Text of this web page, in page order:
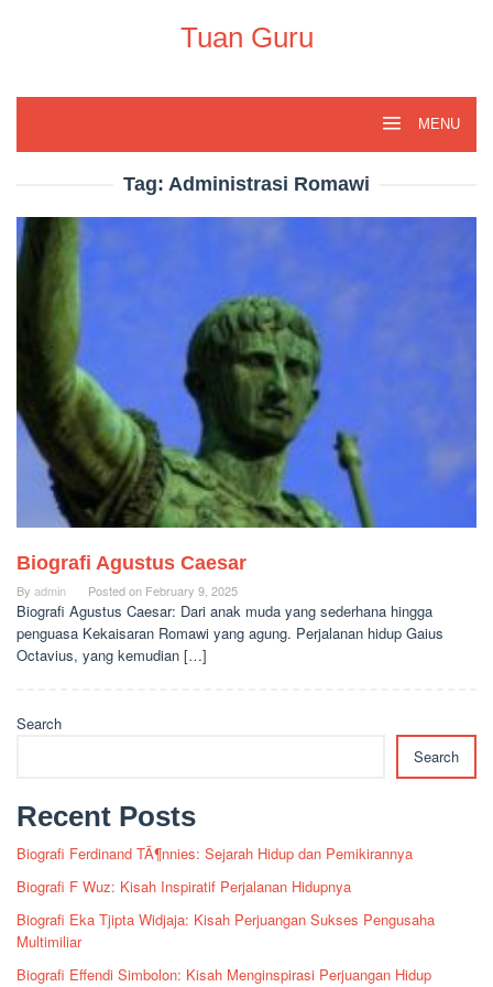
Tuan Guru
MENU
Tag: Administrasi Romawi
Biografi Agustus Caesar
By admin Posted on February 9, 2025
Biografi Agustus Caesar: Dari anak muda yang sederhana hingga
penguasa Kekaisaran Romawi yang agung. Perjalanan hidup Gaius
Octavius, yang kemudian […]
Search
Search
Recent Posts
Biografi Ferdinand TÃ¶nnies: Sejarah Hidup dan Pemikirannya
Biografi F Wuz: Kisah Inspiratif Perjalanan Hidupnya
Biografi Eka Tjipta Widjaja: Kisah Perjuangan Sukses Pengusaha
Multimiliar
Biografi Effendi Simbolon: Kisah Menginspirasi Perjuangan Hidup